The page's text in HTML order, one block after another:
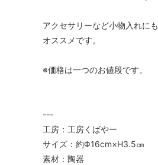
アクセサリーなど小物入れにも
オススメです。
※価格は一つのお値段です。
---
工房：工房くばやー
サイズ：約Φ16cm×H3.5㎝
素材：陶器